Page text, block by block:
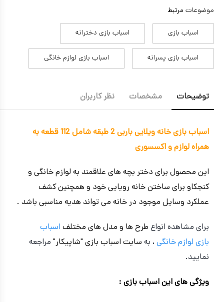
موضوعات مرتبط
اسباب بازی اسباب بازی دخترانه
اسباب بازی پسرانه اسباب بازی لوازم خانگی
توضیحات مشخصات نظر کاربران
اسباب بازی خانه ویلایی باربی 2 طبقه شامل 112 قطعه به
همراه لوازم و اکسسوری
این محصول برای دختر بچه های علاقمند به لوازم خانگی و
کنجکاو برای ساختن خانه رویایی خود و همچنین کشف
عملکرد وسایل موجود در خانه می تواند هدیه مناسبی باشد .
برای مشاهده انواع طرح ها و مدل های مختلف اسباب
بازی لوازم خانگی ، به سایت اسباب بازی "شاپیکار" مراجعه
نمایید.
ویژگی های این اسباب بازی :